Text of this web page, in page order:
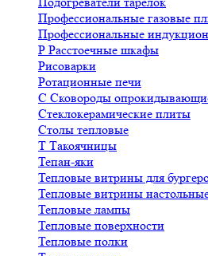
Профессиональные газовые
Профессиональные
Р Расстоечные шкафы
Рисоварки
Ротационные печи
С Сковороды
Стеклокерамические плиты
Столы тепловые
Т Такоячницы
Тепан-яки
Тепловые витрины для
Тепловые витрины
Тепловые лампы
Тепловые поверхности
Тепловые полки